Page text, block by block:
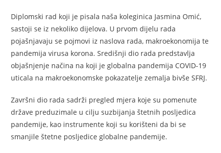
Diplomski rad koji je pisala naša koleginica Jasmina Omić,
sastoji se iz nekoliko dijelova. U prvom dijelu rada
pojašnjavaju se pojmovi iz naslova rada, makroekonomija te
pandemija virusa korona. Središnji dio rada predstavlja
objašnjenje načina na koji je globalna pandemija COVID-19
uticala na makroekonomske pokazatelje zemalja bivše SFRJ.
Završni dio rada sadrži pregled mjera koje su pomenute
države preduzimale u cilju suzbijanja štetnih posljedica
pandemije, kao instrumente koji su korišteni da bi se
smanjile štetne posljedice globalne pandemije.